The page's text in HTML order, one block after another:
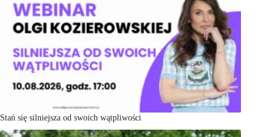
Stań się silniejsza od swoich wątpliwości